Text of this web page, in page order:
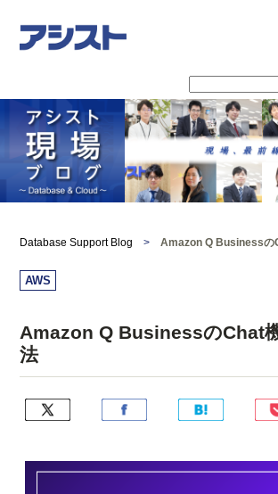
Database Support Blog > Amazon Q Businessの
AWS
Amazon Q BusinessのChat
法